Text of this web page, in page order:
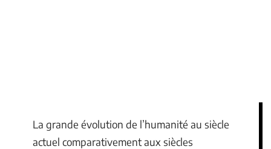
La grande évolution de l’humanité au siècle
actuel comparativement aux siècles